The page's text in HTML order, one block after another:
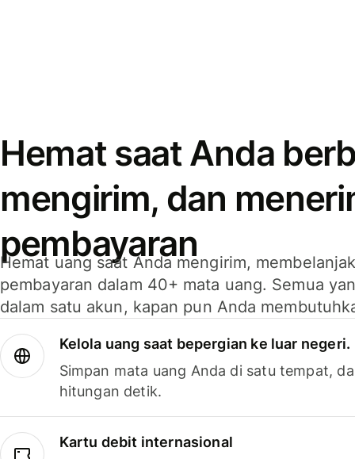
Hemat saat Anda
mengirim, dan
pembayaran
Hemat uang saat Anda mengirim,
pembayaran dalam 40+ mata uang. Semua
dalam satu akun, kapan pun Anda
Kelola uang saat bepergian ke luar negeri.
Simpan mata uang Anda di satu tempat,
hitungan detik.
Kartu debit internasional